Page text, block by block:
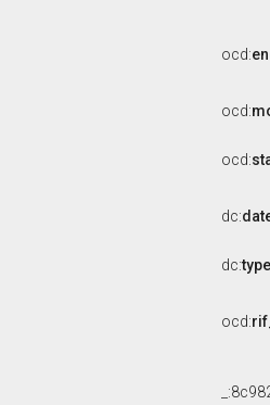
ocd:
ocd:
ocd:
dc:
dc:type
ocd: